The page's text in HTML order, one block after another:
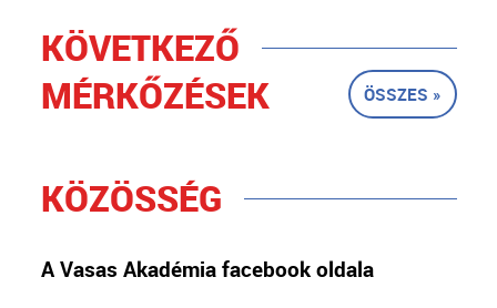
KÖVETKEZŐ
MÉRKŐZÉSEK
ÖSSZES »
KÖZÖSSÉG
A Vasas Akadémia facebook oldala